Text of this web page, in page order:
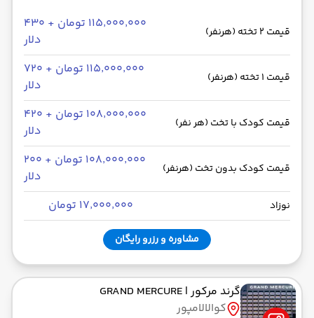
قیمت 2 تخته (هرنفر)
۱۱۵٬۰۰۰٬۰۰۰ تومان + ۴۳۰
دلار
قیمت 1 تخته (هرنفر)
۱۱۵٬۰۰۰٬۰۰۰ تومان + ۷۲۰
دلار
قیمت کودک با تخت (هر نفر)
۱۰۸٬۰۰۰٬۰۰۰ تومان + ۴۲۰
دلار
قیمت کودک بدون تخت (هرنفر)
۱۰۸٬۰۰۰٬۰۰۰ تومان + ۲۰۰
دلار
نوزاد ۱۷٬۰۰۰٬۰۰۰ تومان
مشاوره و رزرو رایگان
گرند مرکور| GRAND MERCURE
کوالالامپور